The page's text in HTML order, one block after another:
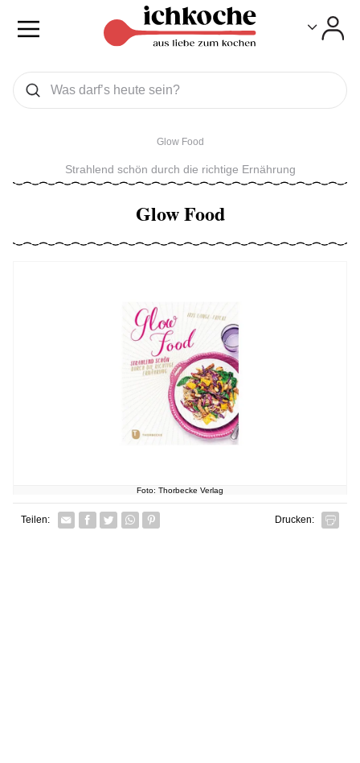
Was wollen Sie suchen
Suchen
Glow Food
Strahlend schön durch die richtige Ernährung
Glow Food
Foto: Thorbecke Verlag
Teilen: Facebook
TwitterWhatsapp senden
Pin it Drucken: